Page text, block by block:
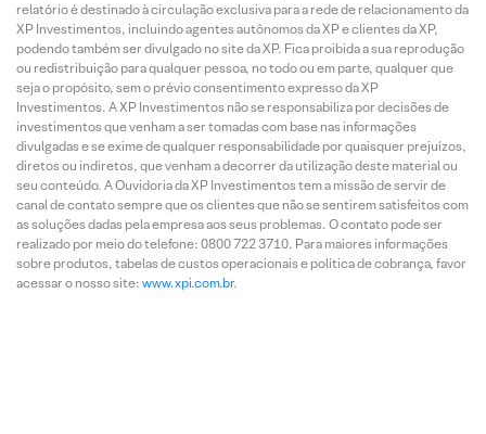
relatório é destinado à circulação exclusiva para a rede de relacionamento da
XP Investimentos, incluindo agentes autônomos da XP e clientes da XP,
podendo também ser divulgado no site da XP. Fica proibida a sua reprodução
ou redistribuição para qualquer pessoa, no todo ou em parte, qualquer que
seja o propósito, sem o prévio consentimento expresso da XP
Investimentos. A XP Investimentos não se responsabiliza por decisões de
investimentos que venham a ser tomadas com base nas informações
divulgadas e se exime de qualquer responsabilidade por quaisquer prejuízos,
diretos ou indiretos, que venham a decorrer da utilização deste material ou
seu conteúdo. A Ouvidoria da XP Investimentos tem a missão de servir de
canal de contato sempre que os clientes que não se sentirem satisfeitos com
as soluções dadas pela empresa aos seus problemas. O contato pode ser
realizado por meio do telefone: 0800 722 3710. Para maiores informações
sobre produtos, tabelas de custos operacionais e política de cobrança, favor
acessar o nosso site: www.xpi.com.br.